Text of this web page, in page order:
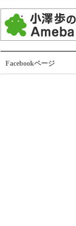
Facebookページ